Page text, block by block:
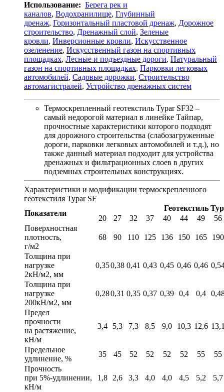
Использование: Берега рек и
каналов, Водохранилище, Глубинный
дренаж, Горизонтальный пластовой дренаж, Дорожное
строительство, Дренажный слой, Зеленые
кровли, Инверсионные кровли, Искусственное
озеленение, Искусственный газон на спортивных
площадках, Лесные и подъездные дороги, Натуральный
газон на спортивных площадках, Парковки легковых
автомобилей, Садовые дорожки, Строительство
автомагистралей, Устройство дренажных систем
Термоскрепленный геотекстиль Typar SF32 –
самый недорогой материал в линейке Тайпар,
прочностные характеристики которого подходят
для дорожного строительства (слабозагруженные
дороги, парковки легковых автомобилей и т.д.), но
также данный материал подходит для устройства
дренажных и фильтрационных слоев в других
подземных строительных конструкциях.
Характеристики и модификации термоскрепленного
геотекстиля Typar SF
Показатели
Геотекстиль
20
27 32 37 40 44 49
56
Поверхностная
плотность,
г/м2
68 90 110 125 136 150 165 190
Толщина при
нагрузке
2кН/м2, мм
0,350,38 0,41 0,43 0,45 0,46 0,46
Толщина при
нагрузке
200кН/м2, мм
0,280,31 0,35 0,37 0,39 0,4 0,4
Предел
прочности
на растяжение,
кН/м
3,4 5,3 7,3 8,5 9,0 10,3 12,6
Предельное
удлинение, %
35 45 52 52 52 52 55
55
Прочность
при 5%-удлинении,
кН/м
1,8 2,6 3,3 4,0 4,0 4,5 5,2 5,7